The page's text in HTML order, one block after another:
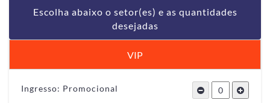
Escolha abaixo o setor(es) e as quantidades
desejadas
VIP
Ingresso: Promocional